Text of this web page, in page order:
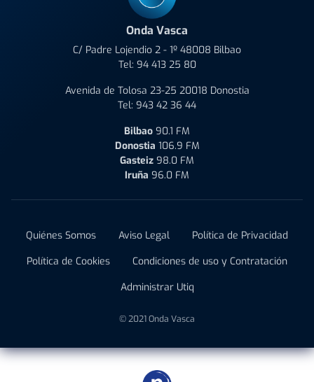
Onda Vasca
C/ Padre Lojendio 2 - 1º 48008 Bilbao
Tel: 94 413 25 80
Avenida de Tolosa 23-25 20018 Donostia
Tel: 943 42 36 44
Bilbao 90.1 FM
Donostia 106.9 FM
Gasteiz 98.0 FM
Iruña 96.0 FM
Quiénes Somos Aviso Legal
Política de Privacidad
Política de Cookies
Condiciones de uso y Contratación
Administrar Utiq
© 2021 Onda Vasca